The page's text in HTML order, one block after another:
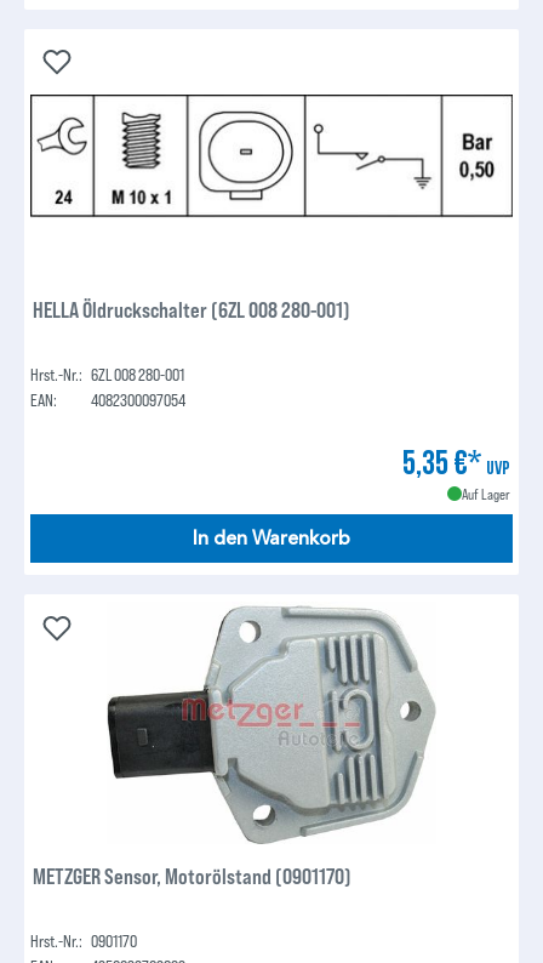
HELLA Öldruckschalter (6ZL 008 280-001)
Hrst.-Nr.: 6ZL 008 280-001
EAN:
4082300097054
5,35 €* UVP
Auf Lager
In den Warenkorb
METZGER Sensor, Motorölstand (0901170)
Hrst.-Nr.: 0901170